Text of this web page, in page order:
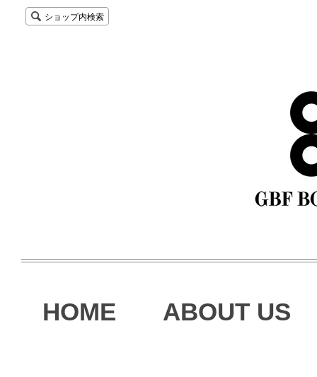
ショップ内検索
HOME ABOUT US